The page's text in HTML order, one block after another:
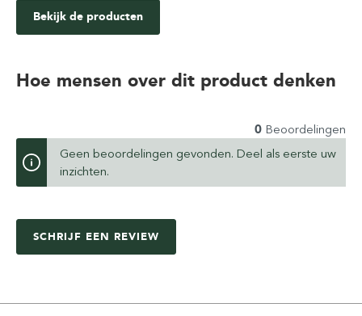
Bekijk de producten
Hoe mensen over dit product denken
0 Beoordelingen
Geen beoordelingen gevonden. Deel als eerste uw
inzichten.
SCHRIJF EEN REVIEW